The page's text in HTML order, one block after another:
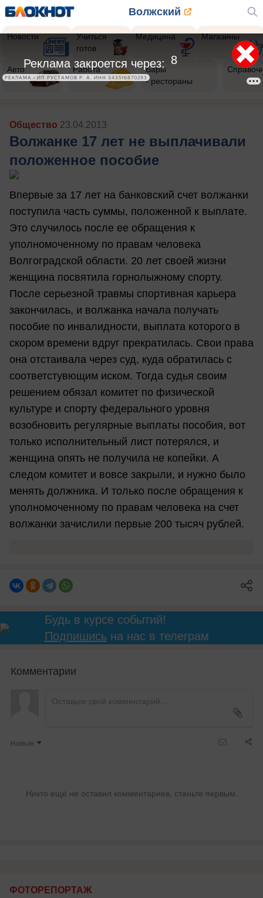
Волжский
Новости
Учиться
готов
Медицина Магазины
Авто Работа
Бары
- рестораны
Общество 23.04.2013
Волжанке 17 лет не выплачивали
положенное пособие
Впервые за 17 лет на банковский счет волжанки
поступила часть суммы, положенной к выплате.
Это случилось после ее обращения к
уполномоченному по правам человека
Волгоградской области. 20 лет своей жизни
женщина посвятила горнолыжному спорту.
После серьезной травмы спортивная карьера
закончилась, и волжанка начала получать
пособие по инвалидности, выплата которого в
скором времени вдруг прекратилась. Свои права
она отстаивала через суд, куда обратилась с
соответстувющим иском. Тогда судья своим
решением обязал комитет по физической
культуре и спорту федерального уровня
возобновить регулярные выплаты пособия, вот
только исполнительный лист потерялся, и
женщина опять не получила не копейки. А
следом комитет и вовсе закрыли, и нужно было
менять должника. И только после обращения к
уполномоченному по правам человека на счет
волжанки зачислили первые 200 тысяч рублей.
Будь в курсе событий!
Подпишисьна нас в телеграм
Комментарии
Новые
Никто ещё не оставил комментариев, станьте первым.
ФОТОРЕПОРТАЖ
5
Реклама закроется через:
РЕКЛАМА • ИП РУСТАМОВ Р. А. ИНН 343516870293